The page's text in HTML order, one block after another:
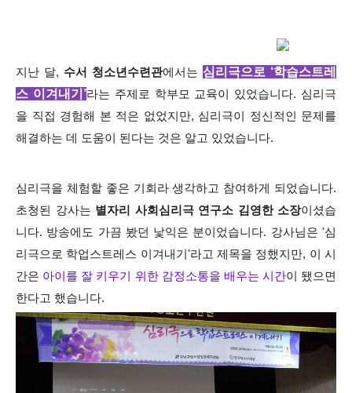
지난 달, 수서 청소년수련관에서는 심리극으로 ‘학습스트레
스 이겨내기’라는 주제로 학부모 교육이 있었습니다. 심리극
을 직접 경험해 본 적은 없었지만, 심리극이 정신적인 문제를
해결하는 데 도움이 된다는 것은 알고 있었습니다.
심리극을 체험할 좋은 기회라 생각하고 참여하게 되었습니다.
초청된 강사는 별자리 사회심리극 연구소 김영한 소장이셨습
니다. 방송에도 가끔 봤던 낯익은 분이었습니다. 강사님은 '심
리극으로 학업스트레스 이겨내기'라고 제목을 정했지만, 이 시
간은 아이를 잘 키우기 위한 감정소통을 배우는 시간이 됐으면
한다고 했습니다.